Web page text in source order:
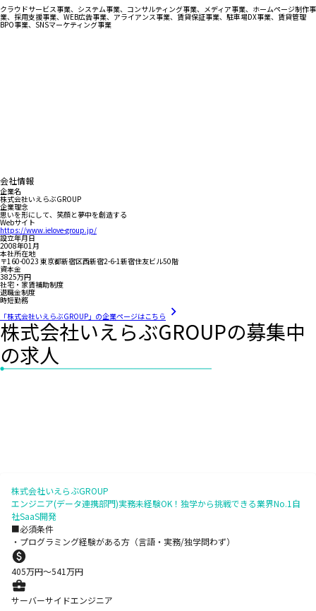
クラウドサービス事業、システム事業、コンサルティング事業、メディア事業、ホームページ制作事
業、採用支援事業、WEB広告事業、アライアンス事業、賃貸保証事業、駐車場DX事業、賃貸管理
BPO事業、SNSマーケティング事業
会社情報
企業名
株式会社いえらぶGROUP
企業理念
思いを形にして、笑顔と夢中を創造する
Webサイト
https://www.ielove-group.jp/
設立年月日
2008年01月
本社所在地
〒160-0023 東京都新宿区西新宿2-6-1新宿住友ビル50階
資本金
3825万円
社宅・家賃補助制度
退職金制度
時短勤務
「株式会社いえらぶGROUP」の企業ページはこちら
株式会社いえらぶGROUPの募集中
の求人
株式会社いえらぶGROUP
エンジニア(データ連携部門)実務未経験OK！独学から挑戦できる業界No.1自
社SaaS開発
■必須条件
・プログラミング経験がある方（言語・実務/独学問わず）
405万円〜541万円
サーバーサイドエンジニア